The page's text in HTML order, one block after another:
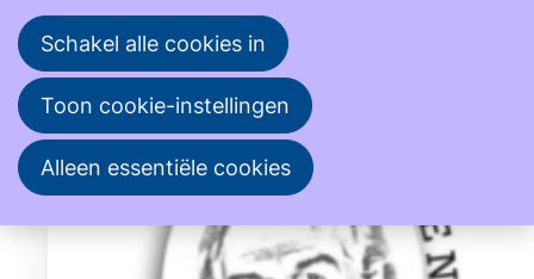
Schakel alle cookies in
Toon cookie-instellingen
Alleen essentiële cookies